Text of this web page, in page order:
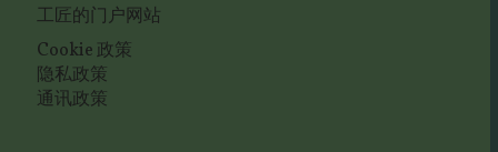
工匠的门户网站
Cookie 政策
隐私政策
通讯政策